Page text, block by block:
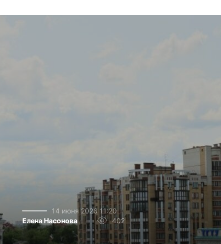
14 июня 2026 11:20
Елена Насонова
402